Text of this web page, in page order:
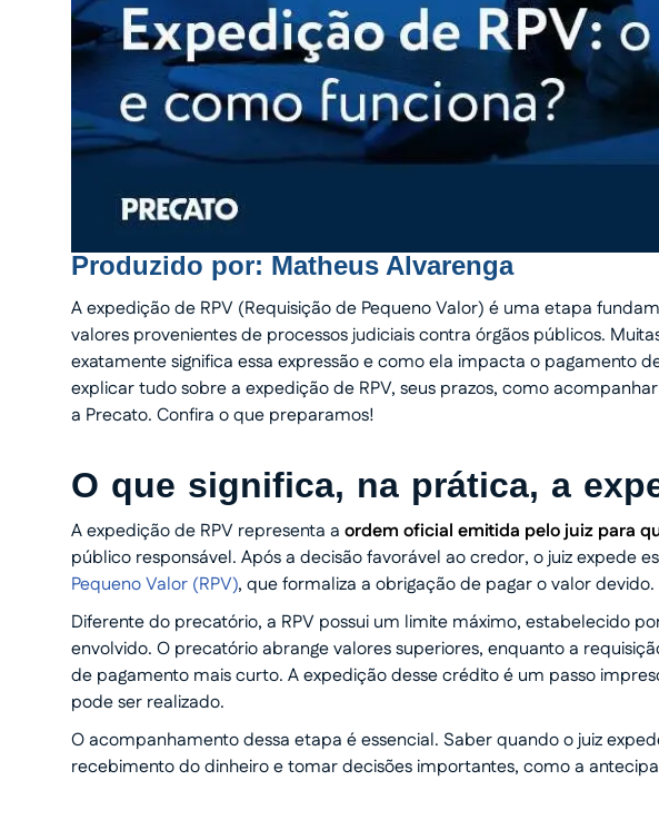
Produzido por: Matheus Alvarenga
A expedição de RPV (Requisição de Pequeno Valor) é uma etapa
valores provenientes de processos judiciais contra órgãos públicos.
exatamente significa essa expressão e como ela impacta o pagamento
explicar tudo sobre a expedição de RPV, seus prazos, como
a Precato. Confira o que preparamos!
O que significa, na prática, a
A expedição de RPV representa a ordem oficial emitida pelo juiz para
público responsável. Após a decisão favorável ao credor, o juiz expede
Pequeno Valor (RPV), que formaliza a obrigação de pagar o valor devido.
Diferente do precatório, a RPV possui um limite máximo, estabelecido
envolvido. O precatório abrange valores superiores, enquanto a
de pagamento mais curto. A expedição desse crédito é um passo
pode ser realizado.
O acompanhamento dessa etapa é essencial. Saber quando o juiz
recebimento do dinheiro e tomar decisões importantes, como a